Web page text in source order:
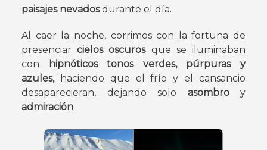
paisajes nevadosdurante el día.
Al caer la noche, corrimos con la fortuna de
presenciar cielos oscurosque se iluminaban
con
hipnóticos tonos verdes, púrpuras y
azules,haciendo que el frío y el cansancio
desaparecieran, dejando solo asombro y
admiración.